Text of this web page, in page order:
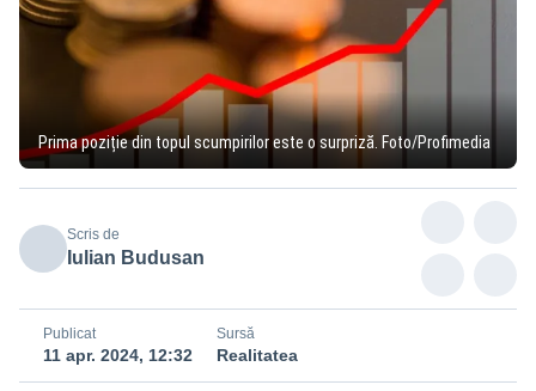
Prima poziție din topul scumpirilor este o surpriză. Foto/Profimedia
Scris de
Iulian Budusan
Publicat
11 apr. 2024, 12:32
Sursă
Realitatea